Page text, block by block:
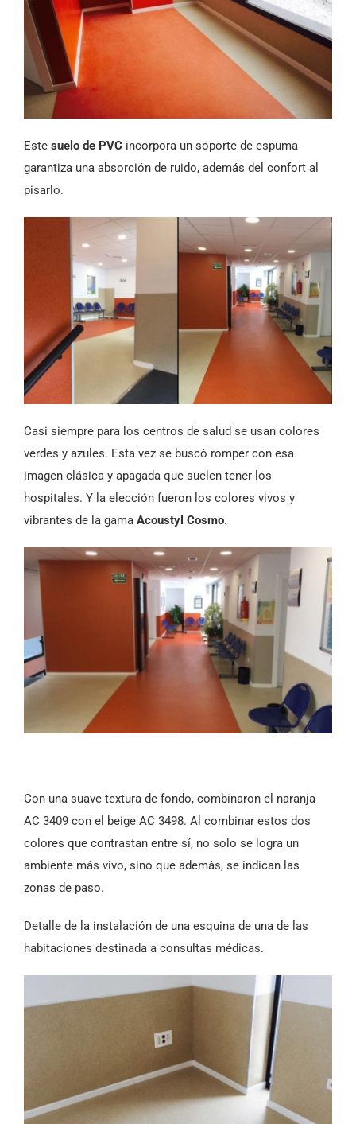
Este suelo de PVC incorpora un soporte de espuma
garantiza una absorción de ruido, además del confort al
pisarlo.
Casi siempre para los centros de salud se usan colores
verdes y azules. Esta vez se buscó romper con esa
imagen clásica y apagada que suelen tener los
hospitales. Y la elección fueron los colores vivos y
vibrantes de la gama Acoustyl Cosmo.
Con una suave textura de fondo, combinaron el naranja
AC 3409 con el beige AC 3498. Al combinar estos dos
colores que contrastan entre sí, no solo se logra un
ambiente más vivo, sino que además, se indican las
zonas de paso.
Detalle de la instalación de una esquina de una de las
habitaciones destinada a consultas médicas.